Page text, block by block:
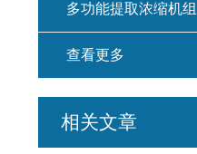
多功能提取浓缩机组
查看更多
相关文章